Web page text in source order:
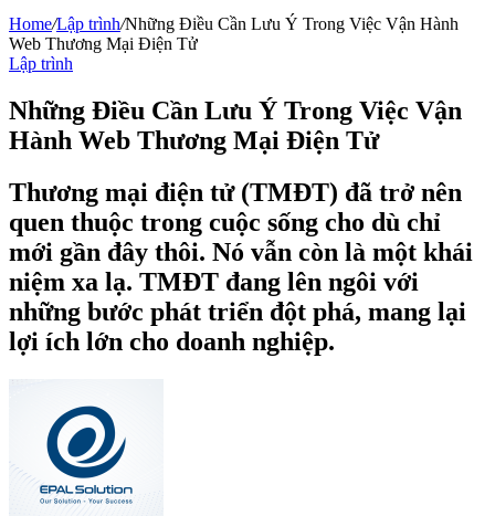
Home/Lập trình/Những Điều Cần Lưu Ý Trong Việc Vận Hành
Web Thương Mại Điện Tử
Lập trình
Những Điều Cần Lưu Ý Trong Việc Vận
Hành Web Thương Mại Điện Tử
Thương mại điện tử (TMĐT) đã trở nên
quen thuộc trong cuộc sống cho dù chỉ
mới gần đây thôi. Nó vẫn còn là một khái
niệm xa lạ. TMĐT đang lên ngôi với
những bước phát triển đột phá, mang lại
lợi ích lớn cho doanh nghiệp.